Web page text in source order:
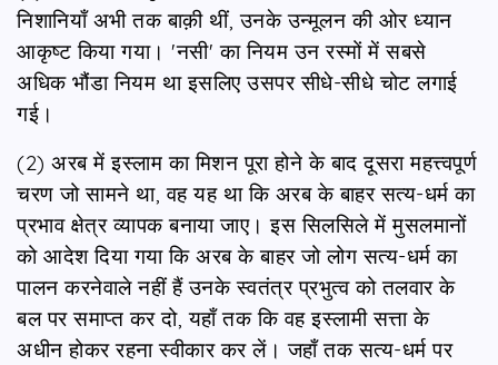
निशानियाँ अभी तक बाक़ी थीं, उनके उन्मूलन की ओर ध्यान
आकृष्ट किया गया। 'नसी' का नियम उन रस्मों में सबसे
अधिक भौंडा नियम था इसलिए उसपर सीधे-सीधे चोट लगाई
गई।
(2) अरब में इस्लाम का मिशन पूरा होने के बाद दूसरा महत्त्वपूर्ण
चरण जो सामने था, वह यह था कि अरब के बाहर सत्य-धर्म का
प्रभाव क्षेत्र व्यापक बनाया जाए। इस सिलसिले में मुसलमानों
को आदेश दिया गया कि अरब के बाहर जो लोग सत्य-धर्म का
पालन करनेवाले नहीं हैं उनके स्वतंत्र प्रभुत्व को तलवार के
बल पर समाप्त कर दो, यहाँ तक कि वह इस्लामी सत्ता के
अधीन होकर रहना स्वीकार कर लें। जहाँ तक सत्य-धर्म पर